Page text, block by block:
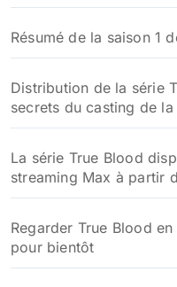
Résumé de la saison 1
Distribution de la série
secrets du casting de
La série True Blood
streaming Max à partir
Regarder True Blood
pour bientôt